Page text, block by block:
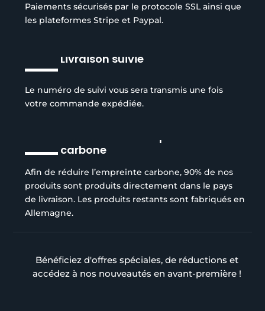
Paiements sécurisés par le protocole SSL ainsi que
les plateformes Stripe et Paypal.
Livraison suivie
Le numéro de suivi vous sera transmis une fois
votre commande expédiée.
carbone
Afin de réduire l’empreinte carbone, 90% de nos
produits sont produits directement dans le pays
de livraison. Les produits restants sont fabriqués en
Allemagne.
Bénéficiez d'offres spéciales, de réductions et
accédez à nos nouveautés en avant-première !